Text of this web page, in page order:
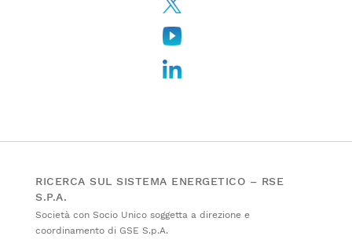
RICERCA SUL SISTEMA ENERGETICO – RSE
S.P.A.
Società con Socio Unico soggetta a direzione e
coordinamento di GSE S.p.A.